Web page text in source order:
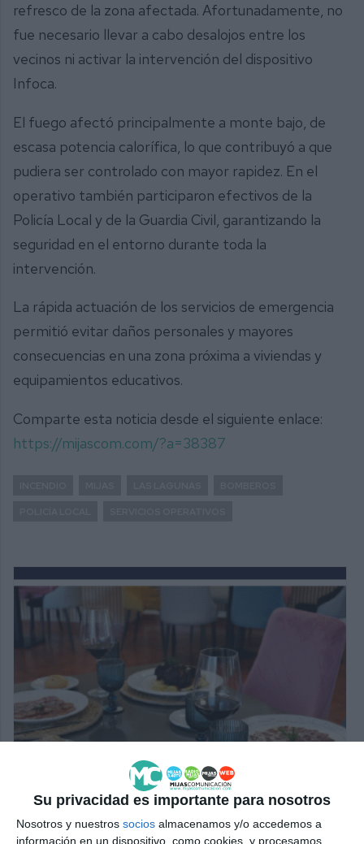
Su privacidad es importante para nosotros
Nosotros y nuestros socios almacenamos y/o accedemos a
información en un dispositivo, como cookies, y procesamos
refresco de la zona afectada. Afortunadamente, no
fue necesario llevar a cabo desalojos entre los
vecinos ni activar la intervención del dispositivo
Infoca.
El fuego afectó principalmente a monte bajo, de
escasa potencia calorífica, lo que contribuyó a que
pudiera ser controlado con mayor rapidez. En el
operativo también participaron efectivos de la
Policía Local y de la Guardia Civil, garantizando la
seguridad en el entorno durante toda la
intervención.
La rápida actuación de los servicios de emergencia
permitió evitar daños personales y mayores
consecuencias en una zona próxima a viviendas y
equipamientos educativos.
Comparte esta noticia desde el siguiente enlace:
https://mijascom.com/?a=38387